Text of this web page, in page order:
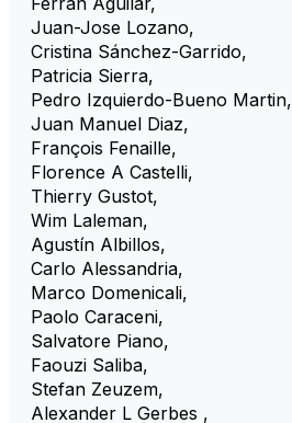
Juan-Jose Lozano,
Cristina Sánchez-Garrido,
Patricia Sierra,
Pedro Izquierdo-Bueno Martin,
Juan Manuel Diaz,
François Fenaille,
Florence A Castelli,
Thierry Gustot,
Wim Laleman,
Agustín Albillos,
Carlo Alessandria,
Marco Domenicali,
Paolo Caraceni,
Salvatore Piano,
Faouzi Saliba,
Stefan Zeuzem,
Alexander L Gerbes ,